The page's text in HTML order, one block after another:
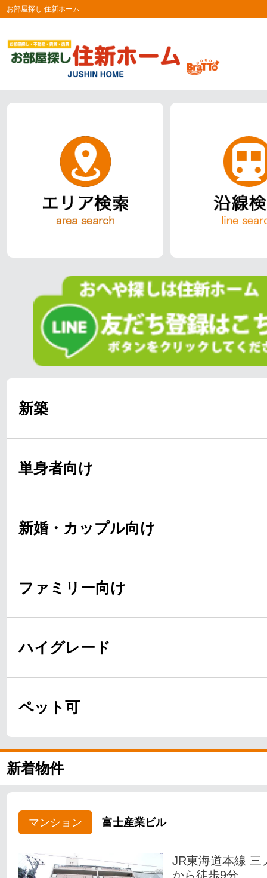
お部屋探し 住新ホーム
新築
単身者向け
新婚・カップル向け
ファミリー向け
ハイグレード
ペット可
新着物件
マンション 富士産業ビル
JR東海道本線 三
から徒歩9分